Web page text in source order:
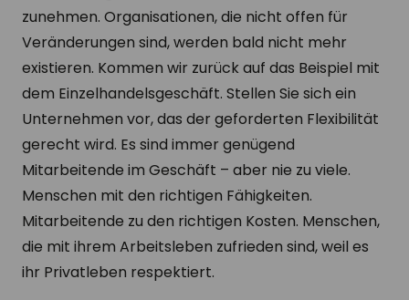
zunehmen. Organisationen, die nicht offen für
Veränderungen sind, werden bald nicht mehr
existieren. Kommen wir zurück auf das Beispiel mit
dem Einzelhandelsgeschäft. Stellen Sie sich ein
Unternehmen vor, das der geforderten Flexibilität
gerecht wird. Es sind immer genügend
Mitarbeitende im Geschäft – aber nie zu viele.
Menschen mit den richtigen Fähigkeiten.
Mitarbeitende zu den richtigen Kosten. Menschen,
die mit ihrem Arbeitsleben zufrieden sind, weil es
ihr Privatleben respektiert.